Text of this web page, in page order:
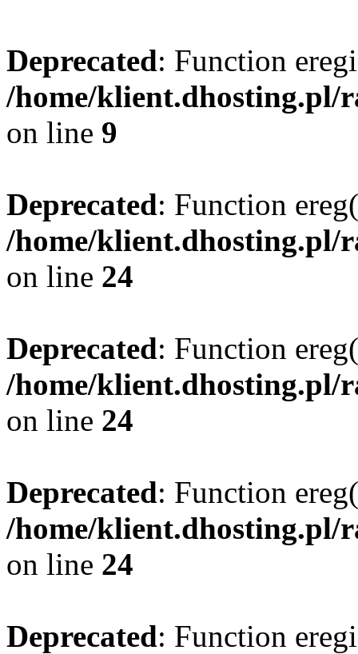
Deprecated: Function
/home/klient.dhosting.pl/
on line 9
Deprecated: Function
/home/klient.dhosting.pl/
on line 24
Deprecated: Function
/home/klient.dhosting.pl/
on line 24
Deprecated: Function
/home/klient.dhosting.pl/
on line 24
Deprecated: Function